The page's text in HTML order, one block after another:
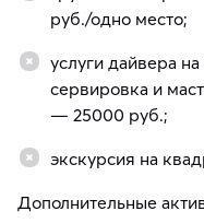
руб./одно место;
услуги дайвера
сервировка и
— 25000 руб.;
экскурсия на
Дополнительные